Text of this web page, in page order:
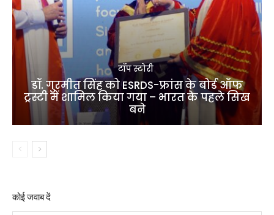
टॉप स्टोरी
डॉ. गुरमीत सिंह को ESRDS-फ्रांस के बोर्ड ऑफ
ट्रस्टी में शामिल किया गया – भारत के पहले सिख
बने
कोई जवाब दें